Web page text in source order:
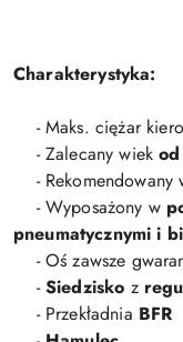
Charakterystyka:
- Maks. ciężar
- Zalecany wiek
- Rekomendowany
- Wyposażony w
pneumatycznymi i
- Oś zawsze
-Siedzisko z
- Przekładnia BFR